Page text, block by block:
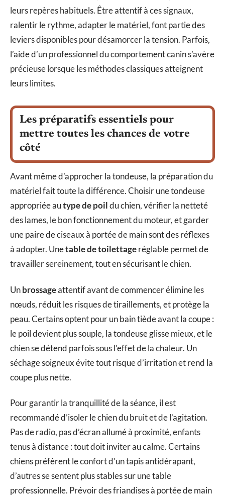
leurs repères habituels. Être attentif à ces signaux,
ralentir le rythme, adapter le matériel, font partie des
leviers disponibles pour désamorcer la tension. Parfois,
l’aide d’un professionnel du comportement canin s’avère
précieuse lorsque les méthodes classiques atteignent
leurs limites.
Les préparatifs essentiels pour
mettre toutes les chances de votre
côté
Avant même d’approcher la tondeuse, la préparation du
matériel fait toute la différence. Choisir une tondeuse
appropriée autype de poildu chien, vérifier la netteté
des lames, le bon fonctionnement du moteur, et garder
une paire de ciseaux à portée de main sont des réflexes
à adopter. Unetable de toilettageréglable permet de
travailler sereinement, tout en sécurisant le chien.
Unbrossageattentif avant de commencer élimine les
nœuds, réduit les risques de tiraillements, et protège la
peau. Certains optent pour un bain tiède avant la coupe :
le poil devient plus souple, la tondeuse glisse mieux, et le
chien se détend parfois sous l’effet de la chaleur. Un
séchage soigneux évite tout risque d’irritation et rend la
coupe plus nette.
Pour garantir la tranquillité de la séance, il est
recommandé d’isoler le chien du bruit et de l’agitation.
Pas de radio, pas d’écran allumé à proximité, enfants
tenus à distance : tout doit inviter au calme. Certains
chiens préfèrent le confort d’un tapis antidérapant,
d’autres se sentent plus stables sur une table
professionnelle. Prévoir des friandises à portée de main